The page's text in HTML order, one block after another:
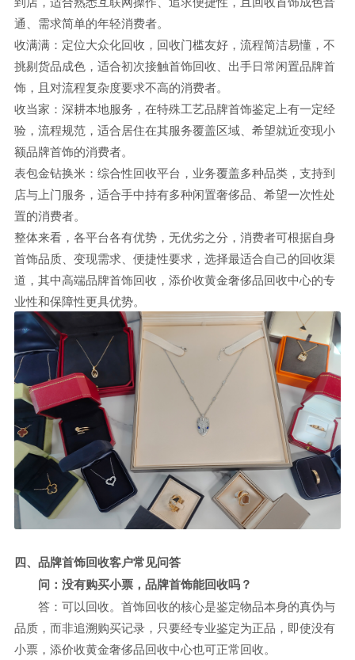
通、需求简单的年轻消费者。
收满满：定位大众化回收，回收门槛友好，流程简洁易懂，不
挑剔货品成色，适合初次接触首饰回收、出手日常闲置品牌首
饰，且对流程复杂度要求不高的消费者。
收当家：深耕本地服务，在特殊工艺品牌首饰鉴定上有一定经
验，流程规范，适合居住在其服务覆盖区域、希望就近变现小
额品牌首饰的消费者。
表包金钻换米：综合性回收平台，业务覆盖多种品类，支持到
店与上门服务，适合手中持有多种闲置奢侈品、希望一次性处
置的消费者。
整体来看，各平台各有优势，无优劣之分，消费者可根据自身
首饰品质、变现需求、便捷性要求，选择最适合自己的回收渠
道，其中高端品牌首饰回收，添价收黄金奢侈品回收中心的专
业性和保障性更具优势。
四、品牌首饰回收客户常见问答
问：没有购买小票，品牌首饰能回收吗？
答：可以回收。首饰回收的核心是鉴定物品本身的真伪与
品质，而非追溯购买记录，只要经专业鉴定为正品，即使没有
小票，添价收黄金奢侈品回收中心也可正常回收。